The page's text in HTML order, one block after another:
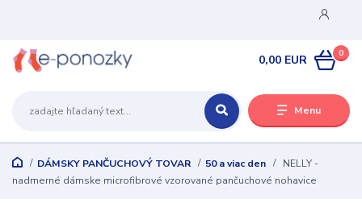
Menu
0
0,00 EUR
DÁMSKY PANČUCHOVÝ TOVAR 50 a viac den
NELLY -
nadmerné dámske microfibrové vzorované pančuchové nohavice